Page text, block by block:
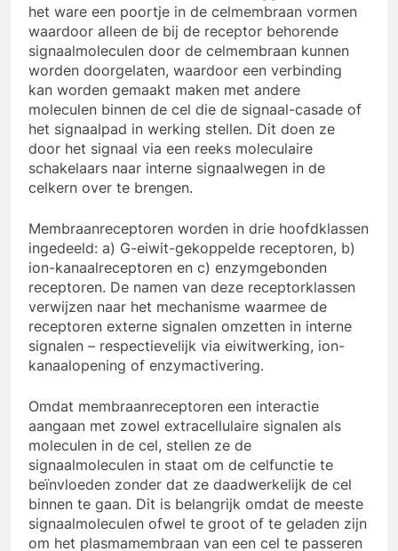
het ware een poortje in de celmembraan vormen
waardoor alleen de bij de receptor behorende
signaalmoleculen door de celmembraan kunnen
worden doorgelaten, waardoor een verbinding
kan worden gemaakt maken met andere
moleculen binnen de cel die de signaal-casade of
het signaalpad in werking stellen. Dit doen ze
door het signaal via een reeks moleculaire
schakelaars naar interne signaalwegen in de
celkern over te brengen.
Membraanreceptoren worden in drie hoofdklassen
ingedeeld: a) G-eiwit-gekoppelde receptoren, b)
ion-kanaalreceptoren en c) enzymgebonden
receptoren. De namen van deze receptorklassen
verwijzen naar het mechanisme waarmee de
receptoren externe signalen omzetten in interne
signalen – respectievelijk via eiwitwerking, ion-
kanaalopening of enzymactivering.
Omdat membraanreceptoren een interactie
aangaan met zowel extracellulaire signalen als
moleculen in de cel, stellen ze de
signaalmoleculen in staat om de celfunctie te
beïnvloeden zonder dat ze daadwerkelijk de cel
binnen te gaan. Dit is belangrijk omdat de meeste
signaalmoleculen ofwel te groot of te geladen zijn
om het plasmamembraan van een cel te passeren